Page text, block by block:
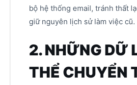
bộ hệ thống email, tránh thất
giữ nguyên lịch sử làm việc cũ.
2. NHỮNG DỮ
THỂ CHUYỂN